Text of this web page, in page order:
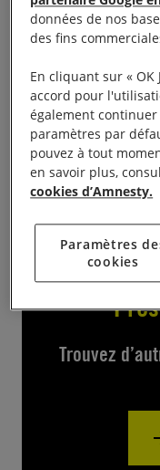
de 14h-18h,
Exposition
creusois sur le
peintures,
Trouvez
données de nos
des fins
En cliquant sur « OK
accord pour
également continuer
paramètres par
pouvez à tout
en savoir plus,
cookies d’Amnesty.
Paramètres
cookies